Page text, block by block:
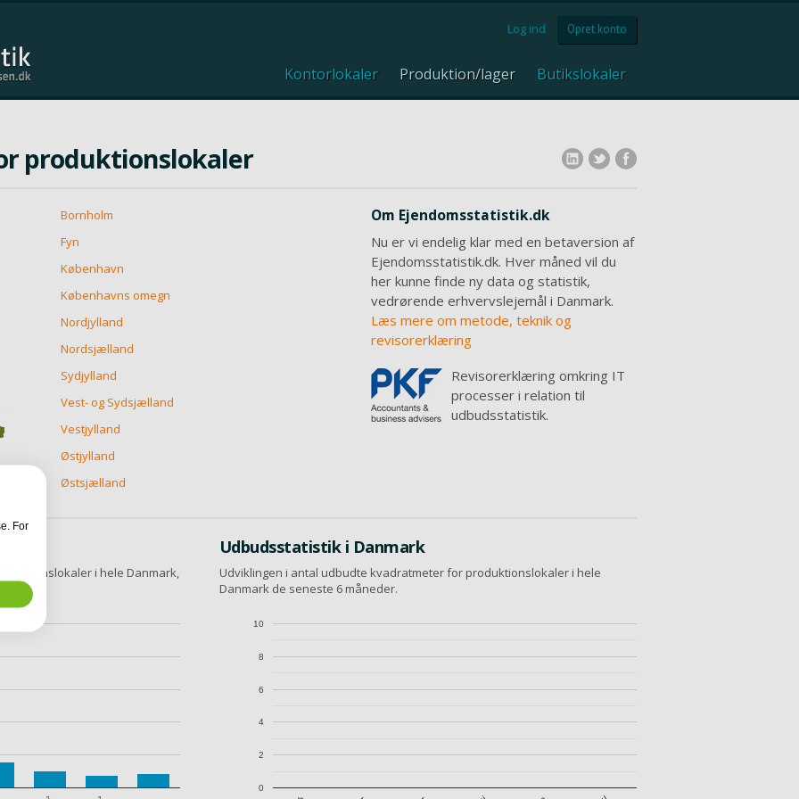
Log ind Opret konto
Kontorlokaler Produktion/lager Butikslokaler
produktionslokaler
Bornholm
Fyn
København
Københavns omegn
Nordjylland
Nordsjælland
Sydjylland
Vest- og Sydsjælland
Vestjylland
Østjylland
Østsjælland
Om Ejendomsstatistik.dk
Nu er vi endelig klar med en betaversion af
Ejendomsstatistik.dk. Hver måned vil du
her kunne finde ny data og statistik,
vedrørende erhvervslejemål i Danmark.
Læs mere om metode, teknik og
revisorerklæring
Revisorerklæring omkring IT
processer i relation til
udbudsstatistik.
i hele Danmark,
Udbudsstatistik i Danmark
Udviklingen i antal udbudte kvadratmeter for produktionslokaler i hele
Danmark de seneste 6 måneder.
0
2
4
6
8
10
For